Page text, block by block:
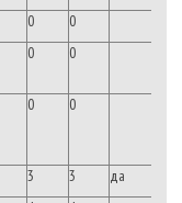
0
0
0 0
0 0
3 3
да